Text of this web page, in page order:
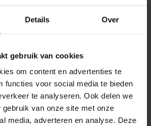
Details Over
gebruik van cookies
om content en advertenties te
functies voor social media te bieden
te analyseren. Ook delen we
gebruik van onze site met onze
media, adverteren en analyse. Deze
tot 21-12-2027
22 %
5.14 L/100KM
€ 145 /kwartaal